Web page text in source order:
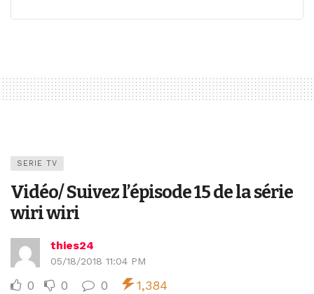
SERIE TV
Vidéo/ Suivez l’épisode 15 de la série
wiri wiri
thies24
05/18/2018 11:04 PM
0 0 0 1,384